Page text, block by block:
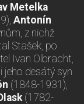
Metelka
Antonín
z nichž
Stašek, po
Ivan Olbracht,
jeho desátý syn
(1848-1931),
(1782-